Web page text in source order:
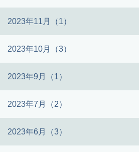
2023年11月（1）
2023年10月（3）
2023年9月（1）
2023年7月（2）
2023年6月（3）